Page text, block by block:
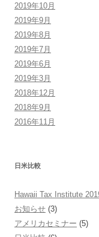
2019年10月
2019年9月
2019年8月
2019年7月
2019年6月
2019年3月
2018年12月
2018年9月
2016年11月
日米比較
Hawaii Tax Institute
お知らせ (3)
アメリカセミナー (5)